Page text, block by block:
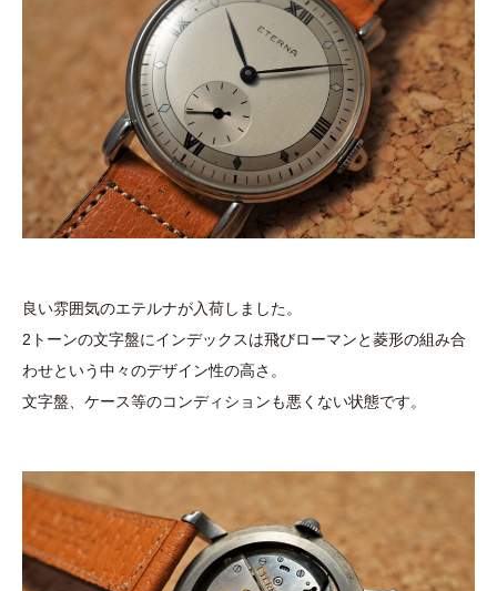
良い雰囲気のエテルナが入荷しました。
2トーンの文字盤にインデックスは飛びローマンと菱形の組み合
わせという中々のデザイン性の高さ。
文字盤、ケース等のコンディションも悪くない状態です。